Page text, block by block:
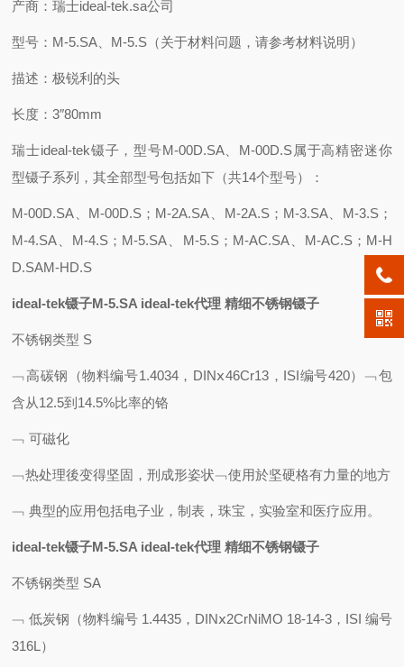
产商：瑞士ideal-tek.sa公司
型号：M-5.SA、M-5.S（关于材料问题，请参考材料说明）
描述：极锐利的头
长度：3″80mm
瑞士ideal-tek镊子，型号M-00D.SA、M-00D.S属于高精密迷你
型镊子系列，其全部型号包括如下（共14个型号）：
M-00D.SA、M-00D.S；M-2A.SA、M-2A.S；M-3.SA、M-3.S；
M-4.SA、M-4.S；M-5.SA、M-5.S；M-AC.SA、M-AC.S；M-H
D.SAM-HD.S
ideal-tek镊子M-5.SA ideal-tek代理 精细不锈钢镊子
不锈钢类型 S
﹁高碳钢（物料编号1.4034，DINⅹ46Cr13，ISI编号420）﹁包
含从12.5到14.5%比率的铬
﹁ 可磁化
﹁热处理後变得坚固，刑成形姿状﹁使用於坚硬格有力量的地方
﹁ 典型的应用包括电子业，制表，珠宝，实验室和医疗应用。
ideal-tek镊子M-5.SA ideal-tek代理 精细不锈钢镊子
不锈钢类型 SA
﹁ 低炭钢（物料编号 1.4435，DINⅹ2CrNiMO 18-14-3，ISI 编号
316L）